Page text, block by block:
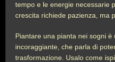
tempo e le energie necessarie
crescita richiede pazienza, ma
Piantare una pianta nei sogni è
incoraggiante, che parla di
trasformazione. Usalo come